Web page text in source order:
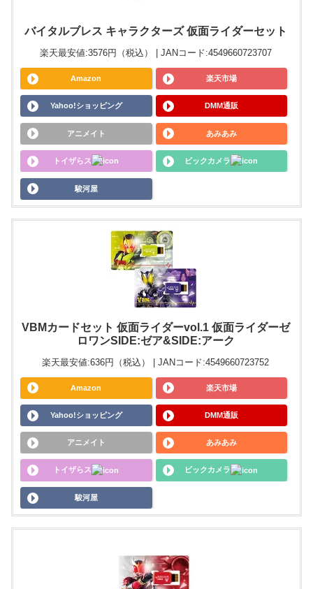
バイタルブレス キャラクターズ 仮面ライダーセット
楽天最安値:3576円（税込） | JANコード:4549660723707
Amazon 楽天市場
Yahoo!ショッピング DMM通販
アニメイト あみあみ
トイザらス ビックカメラ
駿河屋
VBMカードセット 仮面ライダーvol.1 仮面ライダーゼ
ロワンSIDE:ゼア&SIDE:アーク
楽天最安値:636円（税込） | JANコード:4549660723752
Amazon 楽天市場
Yahoo!ショッピング DMM通販
アニメイト あみあみ
トイザらス ビックカメラ
駿河屋